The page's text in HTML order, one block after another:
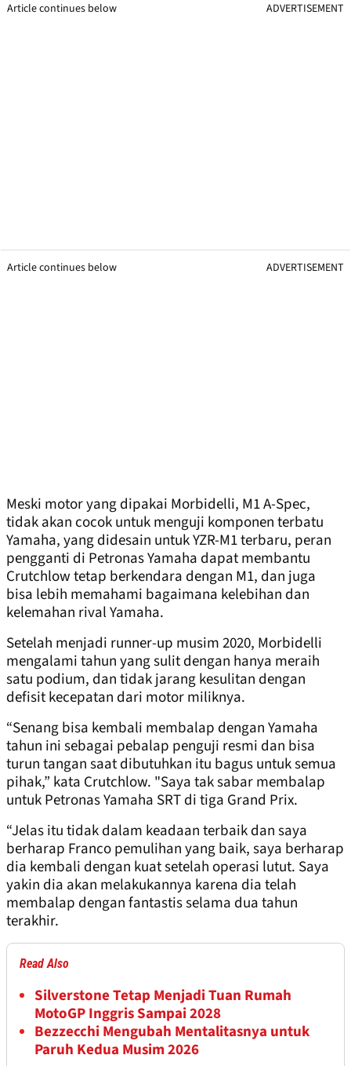
Article continues below ADVERTISEMENT
Article continues below ADVERTISEMENT
Meski motor yang dipakai Morbidelli, M1 A-Spec,
tidak akan cocok untuk menguji komponen terbatu
Yamaha, yang didesain untuk YZR-M1 terbaru, peran
pengganti di Petronas Yamaha dapat membantu
Crutchlow tetap berkendara dengan M1, dan juga
bisa lebih memahami bagaimana kelebihan dan
kelemahan rival Yamaha.
Setelah menjadi runner-up musim 2020, Morbidelli
mengalami tahun yang sulit dengan hanya meraih
satu podium, dan tidak jarang kesulitan dengan
defisit kecepatan dari motor miliknya.
“Senang bisa kembali membalap dengan Yamaha
tahun ini sebagai pebalap penguji resmi dan bisa
turun tangan saat dibutuhkan itu bagus untuk semua
pihak,” kata Crutchlow. "Saya tak sabar membalap
untuk Petronas Yamaha SRT di tiga Grand Prix.
“Jelas itu tidak dalam keadaan terbaik dan saya
berharap Franco pemulihan yang baik, saya berharap
dia kembali dengan kuat setelah operasi lutut. Saya
yakin dia akan melakukannya karena dia telah
membalap dengan fantastis selama dua tahun
terakhir.
Read Also
Silverstone Tetap Menjadi Tuan Rumah
MotoGP Inggris Sampai 2028
Bezzecchi Mengubah Mentalitasnya untuk
Paruh Kedua Musim 2026